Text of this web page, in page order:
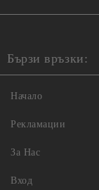
Бързи връзки:
Начало
Рекламации
За Нас
Вход